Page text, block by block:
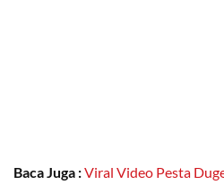
Baca Juga :Viral Video Pesta